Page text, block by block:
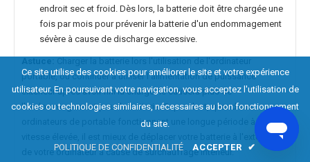
endroit sec et froid. Dès lors, la batterie doit être chargée une
fois par mois pour prévenir la batterie d'un endommagement
sévère à cause de discharge excessive.
portable, ou continuer à utiliser l'alimentation de puissance
extérieur après avoir fini la charge ne causera plus de
l'endommagement pour la batterie. Cependant, quand vos
ordinateurs de portable fonctionnent une longue période à une
vitesse élevée, il est mieux de déplacer votre batterie à l'extérieur
de votre ordinateur à cause de surchauffage intérieur.
Ce site utilise des cookies pour améliorer le site et votre expérience
utilisateur. En poursuivant votre navigation, vous acceptez l'utilisation de
cookies ou technologies similaires, nécessaires au bon fonctionnement
du site.
POLITIQUE DE CONFIDENTIALITÉ ACCEPTER ✔